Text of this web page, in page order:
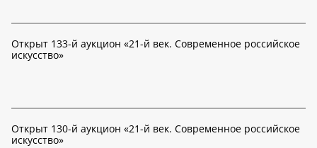
Открыт 133-й аукцион «21-й век. Современное российское
искусство»
Открыт 130-й аукцион «21-й век. Современное российское
искусство»